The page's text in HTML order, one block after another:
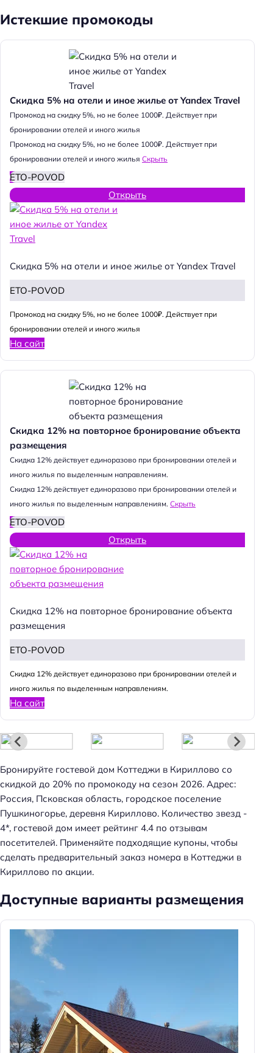
Истекшие промокоды
Скидка 5% на отели и иное жилье от Yandex Travel
Промокод на скидку 5%, но не более 1000₽. Действует при
бронировании отелей и иного жилья
Промокод на скидку 5%, но не более 1000₽. Действует при
бронировании отелей и иного жилья Скрыть
ETO-POVOD
Открыть
Скидка 5% на отели и иное жилье от Yandex Travel
ETO-POVOD
Промокод на скидку 5%, но не более 1000₽. Действует при
бронировании отелей и иного жилья
На сайт
Скидка 12% на повторное бронирование объекта
размещения
Cкидка 12% действует единоразово при бронировании отелей и
иного жилья по выделенным направлениям.
Cкидка 12% действует единоразово при бронировании отелей и
иного жилья по выделенным направлениям. Скрыть
ETO-POVOD
Открыть
Скидка 12% на повторное бронирование объекта
размещения
ETO-POVOD
Cкидка 12% действует единоразово при бронировании отелей и
иного жилья по выделенным направлениям.
На сайт
Бронируйте гостевой дом Коттеджи в Кириллово со
скидкой до 20% по промокоду на сезон 2026. Адрес:
Россия, Псковская область, городское поселение
Пушкиногорье, деревня Кириллово. Количество звезд -
4*, гостевой дом имеет рейтинг 4.4 по отзывам
посетителей. Применяйте подходящие купоны, чтобы
сделать предварительный заказ номера в Коттеджи в
Кириллово по акции.
Доступные варианты размещения